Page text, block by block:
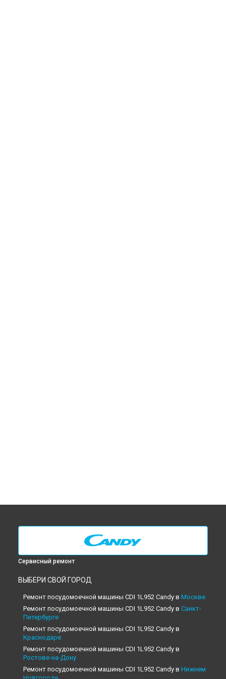
Сервисный ремонт
ВЫБЕРИ СВОЙ ГОРОД
Ремонт посудомоечной машины CDI 1L952 Candy в Москве
Ремонт посудомоечной машины CDI 1L952 Candy в Санкт-
Петербурге
Ремонт посудомоечной машины CDI 1L952 Candy в
Краснодаре
Ремонт посудомоечной машины CDI 1L952 Candy в
Ростове-на-Дону
Ремонт посудомоечной машины CDI 1L952 Candy в Нижнем